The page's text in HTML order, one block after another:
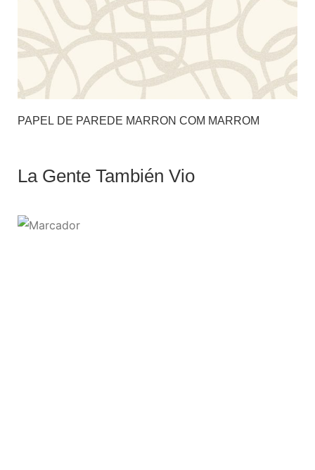
PAPEL DE PAREDE MARRON COM MARROM
La Gente También Vio